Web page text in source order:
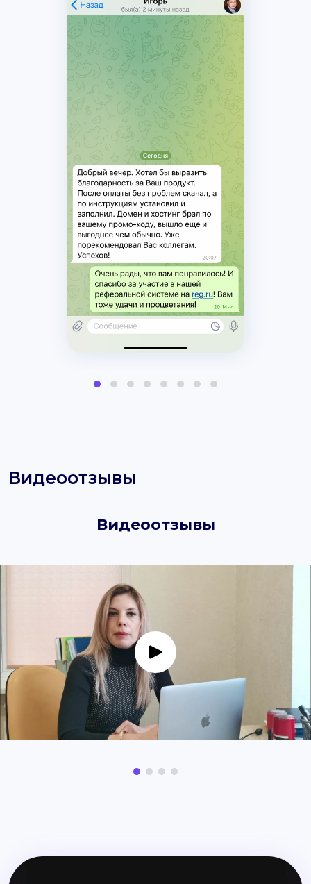
Видеоотзывы
Видеоотзывы